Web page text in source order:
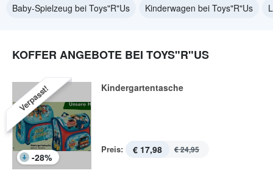
Baby-Spielzeug bei Toys"R"Us
Kinderwagen bei Toys"R"Us
KOFFER ANGEBOTE BEI TOYS"R"US
Verpasst!
-28%
Kindergartentasche
Preis: € 17,98 € 24,95